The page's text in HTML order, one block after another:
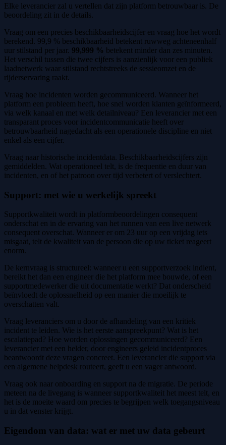
Elke leverancier zal u vertellen dat zijn platform betrouwbaar is. De
beoordeling zit in de details.
Vraag om een precies beschikbaarheidscijfer en vraag hoe het wordt
berekend. 99,9 % beschikbaarheid betekent ruwweg achteneenhalf
uur stilstand per jaar. 99,999 % betekent minder dan zes minuten.
Het verschil tussen die twee cijfers is aanzienlijk voor een publiek
laadnetwerk waar stilstand rechtstreeks de sessieomzet en de
rijderservaring raakt.
Vraag hoe incidenten worden gecommuniceerd. Wanneer het
platform een probleem heeft, hoe snel worden klanten geïnformeerd,
via welk kanaal en met welk detailniveau? Een leverancier met een
transparant proces voor incidentcommunicatie heeft over
betrouwbaarheid nagedacht als een operationele discipline en niet
enkel als een cijfer.
Vraag naar historische incidentdata. Beschikbaarheidscijfers zijn
gemiddelden. Wat operationeel telt, is de frequentie en duur van
incidenten, en of het patroon over tijd verbetert of verslechtert.
Support: met wie u werkelijk spreekt
Supportkwaliteit wordt in platformbeoordelingen consequent
onderschat en in de ervaring van het runnen van een live netwerk
consequent overschat. Wanneer er om 23 uur op een vrijdag iets
misgaat, telt de kwaliteit van de persoon die op uw ticket reageert
enorm.
De kernvraag is structureel: wanneer u een supportverzoek indient,
bereikt het dan een engineer die het platform mee bouwde, of een
supportmedewerker die uit documentatie werkt? Dat onderscheid
beïnvloedt de oplossnelheid op een manier die moeilijk te
overschatten valt.
Vraag leveranciers om u door de afhandeling van een kritiek
incident te leiden. Wie is het eerste aanspreekpunt? Wat is het
escalatiepad? Hoe worden oplossingen gecommuniceerd? Een
leverancier met een helder, door engineers geleid incidentproces
beantwoordt deze vragen concreet. Een leverancier die support via
een algemene helpdesk routeert, geeft u een vager antwoord.
Vraag ook naar onboarding en support na de migratie. De periode
meteen na de livegang is wanneer supportkwaliteit het meest telt, en
het is de moeite waard om precies te begrijpen welk toegangsniveau
u in dat venster krijgt.
Eigendom van data: wat er met uw data gebeurt